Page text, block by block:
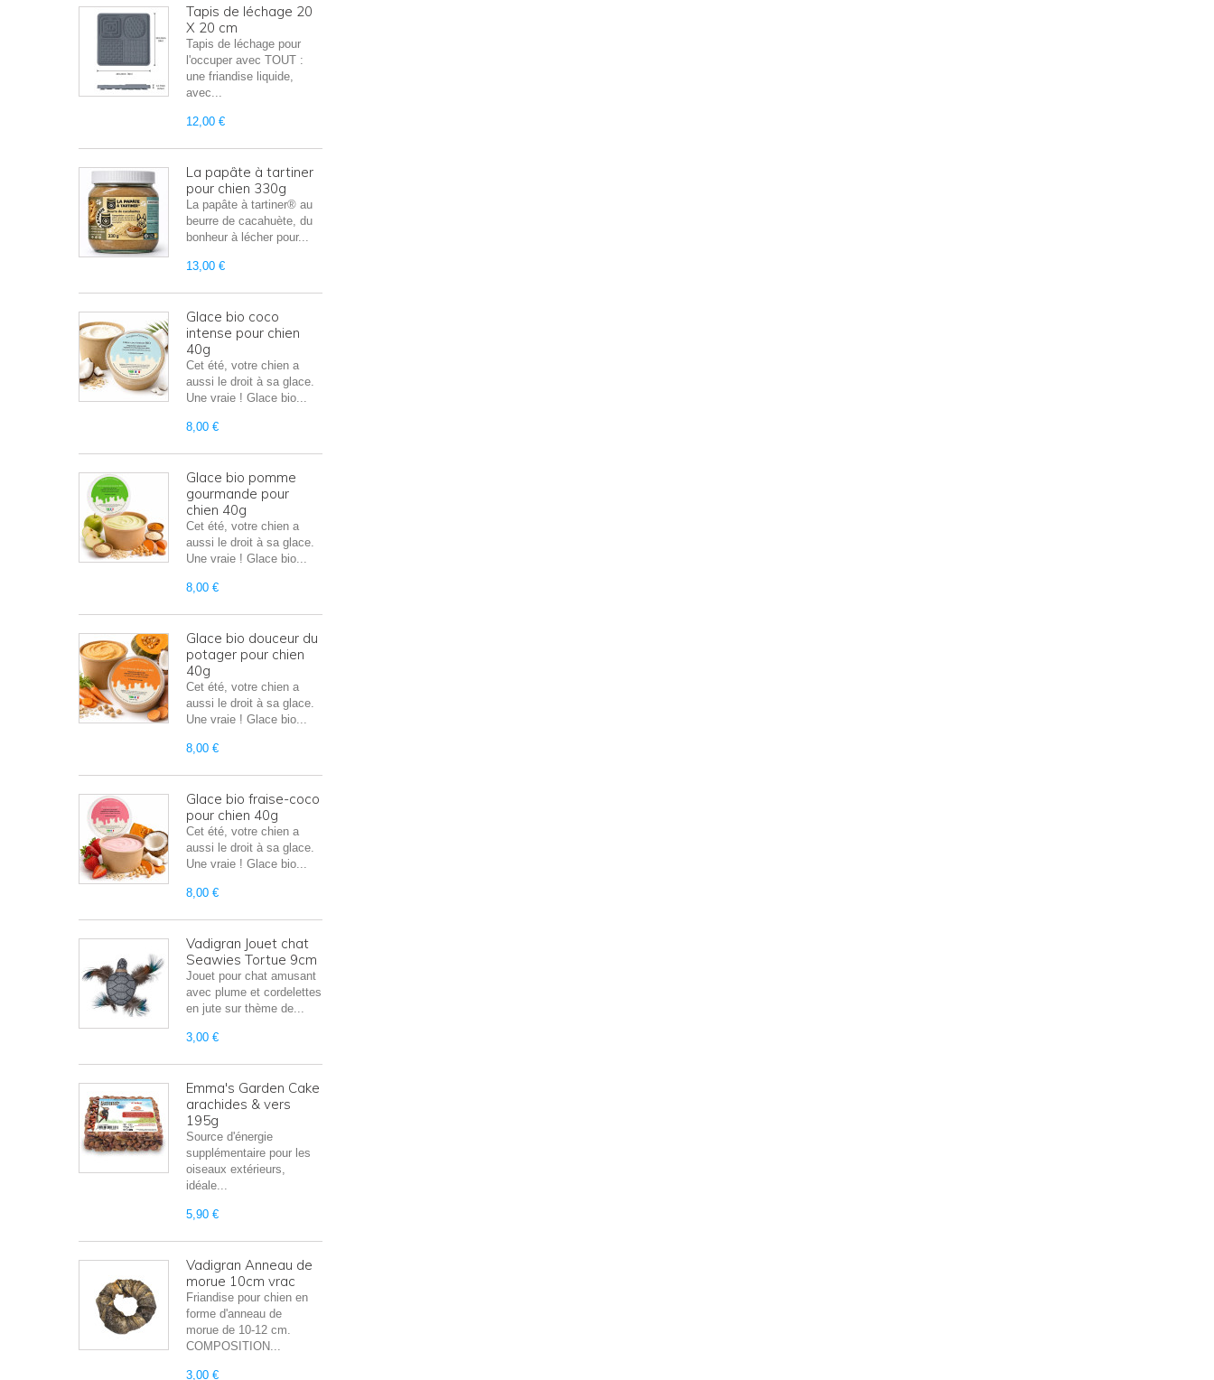
Tapis de léchage 20
X 20 cm
Tapis de léchage pour
l'occuper avec TOUT :
une friandise liquide,
avec...
12,00 €
La papâte à tartiner
pour chien 330g
La papâte à tartiner® au
beurre de cacahuète, du
bonheur à lécher pour...
13,00 €
Glace bio coco
intense pour chien
40g
Cet été, votre chien a
aussi le droit à sa glace.
Une vraie ! Glace bio...
8,00 €
Glace bio pomme
gourmande pour
chien 40g
Cet été, votre chien a
aussi le droit à sa glace.
Une vraie ! Glace bio...
8,00 €
Glace bio douceur du
potager pour chien
40g
Cet été, votre chien a
aussi le droit à sa glace.
Une vraie ! Glace bio...
8,00 €
Glace bio fraise-coco
pour chien 40g
Cet été, votre chien a
aussi le droit à sa glace.
Une vraie ! Glace bio...
8,00 €
Vadigran Jouet chat
Seawies Tortue 9cm
Jouet pour chat amusant
avec plume et cordelettes
en jute sur thème de...
3,00 €
Emma's Garden Cake
arachides & vers
195g
Source d'énergie
supplémentaire pour les
oiseaux extérieurs,
idéale...
5,90 €
Vadigran Anneau de
morue 10cm vrac
Friandise pour chien en
forme d'anneau de
morue de 10-12 cm.
COMPOSITION...
3,00 €